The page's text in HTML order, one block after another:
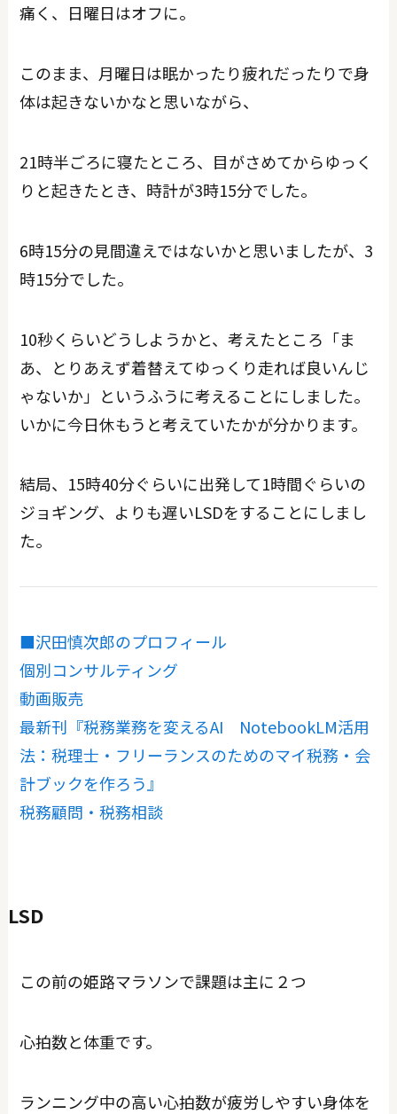
痛く、日曜日はオフに。
このまま、月曜日は眠かったり疲れだったりで身
体は起きないかなと思いながら、
21時半ごろに寝たところ、目がさめてからゆっく
りと起きたとき、時計が3時15分でした。
6時15分の見間違えではないかと思いましたが、3
時15分でした。
10秒くらいどうしようかと、考えたところ「ま
あ、とりあえず着替えてゆっくり走れば良いんじ
ゃないか」というふうに考えることにしました。
いかに今日休もうと考えていたかが分かります。
結局、15時40分ぐらいに出発して1時間ぐらいの
ジョギング、よりも遅いLSDをすることにしまし
た。
■沢田慎次郎のプロフィール
個別コンサルティング
動画販売
最新刊『税務業務を変えるAI NotebookLM活用
法：税理士・フリーランスのためのマイ税務・会
計ブックを作ろう』
税務顧問・税務相談
LSD
この前の姫路マラソンで課題は主に２つ
心拍数と体重です。
ランニング中の高い心拍数が疲労しやすい身体を